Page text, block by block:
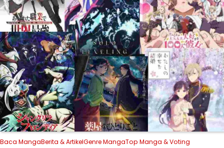
Baca MangaBerita & ArtikelGenre MangaTop Manga & Voting